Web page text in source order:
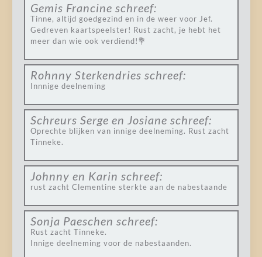
Gemis Francine schreef:
Tinne, altijd goedgezind en in de weer voor Jef.
Gedreven kaartspeelster! Rust zacht, je hebt het
meer dan wie ook verdiend!💐
Rohnny Sterkendries schreef:
Innnige deelneming
Schreurs Serge en Josiane schreef:
Oprechte blijken van innige deelneming. Rust zacht
Tinneke.
Johnny en Karin schreef:
rust zacht Clementine sterkte aan de nabestaande
Sonja Paeschen schreef:
Rust zacht Tinneke.
Innige deelneming voor de nabestaanden.